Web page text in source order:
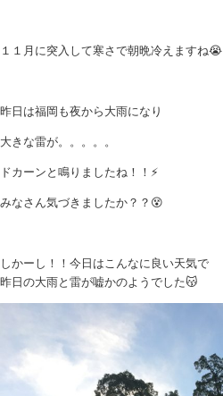
１１月に突入して寒さで朝晩冷えますね😭
昨日は福岡も夜から大雨になり
大きな雷が。。。。。
ドカーンと鳴りましたね！！⚡️
みなさん気づきましたか？？😵
しかーし！！今日はこんなに良い天気で
昨日の大雨と雷が嘘かのようでした😽